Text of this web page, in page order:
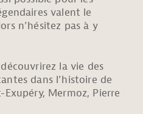
valent le
n’hésitez pas à y
la vie des
dans l’histoire de
Mermoz, Pierre